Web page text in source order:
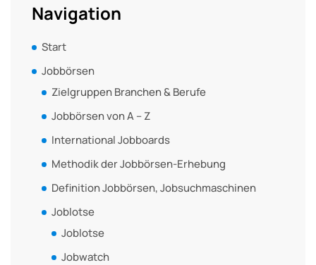
Navigation
Start
Jobbörsen
Zielgruppen Branchen & Berufe
Jobbörsen von A – Z
International Jobboards
Methodik der Jobbörsen-Erhebung
Definition Jobbörsen, Jobsuchmaschinen
Joblotse
Joblotse
Jobwatch